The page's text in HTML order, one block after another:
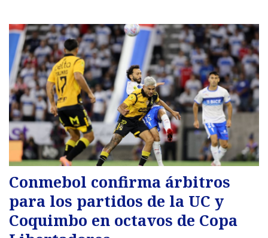
Conmebol confirma árbitros
para los partidos de la UC y
Coquimbo en octavos de Copa